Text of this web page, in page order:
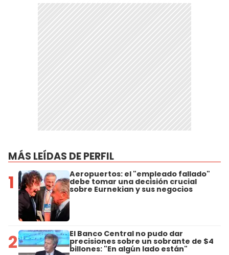
MÁS LEÍDAS DE PERFIL
1 Aeropuertos: el "empleado fallado"
debe tomar una decisión crucial
sobre Eurnekian y sus negocios
2 El Banco Central no pudo dar
precisiones sobre un sobrante de $4
billones: "En algún lado están"